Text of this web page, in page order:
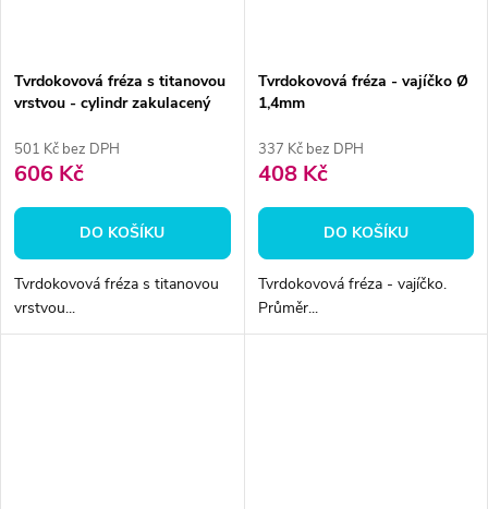
Tvrdokovová fréza s titanovou
vrstvou - cylindr zakulacený
501 Kč bez DPH
606 Kč
DO KOŠÍKU
Tvrdokovová fréza s titanovou
vrstvou...
Tvrdokovová fréza - vajíčko Ø
1,4mm
337 Kč bez DPH
408 Kč
DO KOŠÍKU
Tvrdokovová fréza - vajíčko.
Průměr...